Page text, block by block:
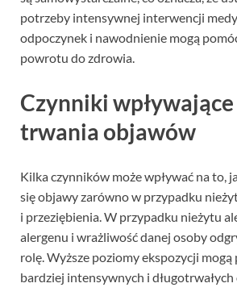
potrzeby intensywnej interwencji
odpoczynek i nawodnienie mogą
powrotu do zdrowia.
Czynniki wpływające
trwania objawów
Kilka czynników może wpływać na to,
się objawy zarówno w przypadku
i przeziębienia. W przypadku nieżytu
alergenu i wrażliwość danej osoby
rolę. Wyższe poziomy ekspozycji
bardziej intensywnych i